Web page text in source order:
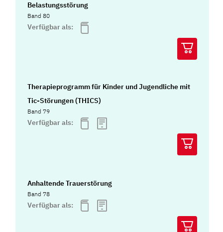
Belastungsstörung
Band 80
Verfügbar als:
Therapieprogramm für Kinder und Jugendliche mit
Tic-Störungen (THICS)
Band 79
Verfügbar als:
Anhaltende Trauerstörung
Band 78
Verfügbar als: